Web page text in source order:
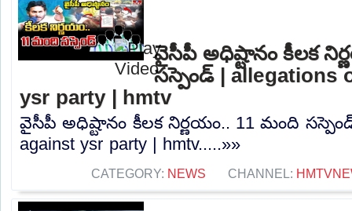
వైసీపీ అధిష్టానం కీలక
సస్పెండ్ | allegations
ysr party | hmtv
వైసీపీ అధిష్టానం కీలక నిర్ణయం.. 11 మంది సస్పెండ్
against ysr party | hmtv.....»»
CATEGORY: NEWS CHANNEL: